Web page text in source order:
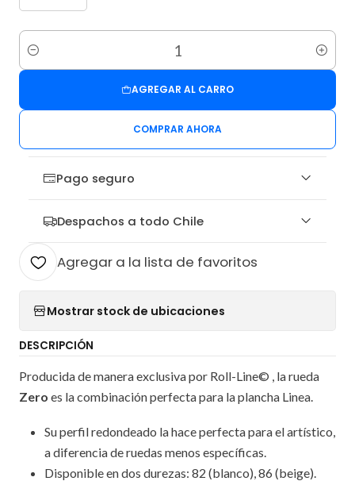
Cantidad
AGREGAR AL CARRO
COMPRAR AHORA
Pago seguro
Despachos a todo Chile
Agregar a la lista de favoritos
Mostrar stock de ubicaciones
DESCRIPCIÓN
Producida de manera exclusiva por Roll-Line© , la rueda
Zero es la combinación perfecta para la plancha Linea.
Su perfil redondeado la hace perfecta para el artístico,
a diferencia de ruedas menos específicas.
Disponible en dos durezas: 82 (blanco), 86 (beige).